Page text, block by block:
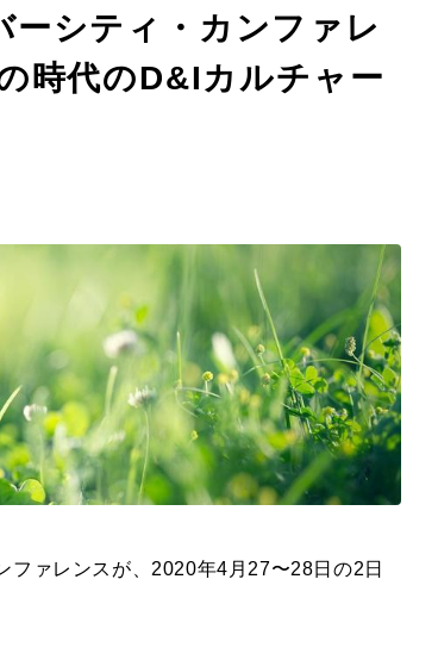
ーシティ・カンファレ
時代のD&Iカルチャー
ファレンスが、 2020年4月 27〜28日の2日